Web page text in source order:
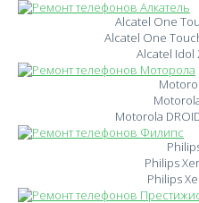
Alcatel One
Alcatel One
Alcatel Idol
Motorola
Philips
Philips